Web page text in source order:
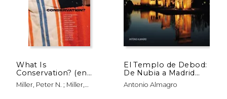
50%
dcto.
$ 124.43 50%
dcto.
What Is
Conservation? (en
Inglés)
Miller, Peter N. ; Miller,
El Templo de Debod:
De Nubia a Madrid
(Varios)
Antonio Almagro